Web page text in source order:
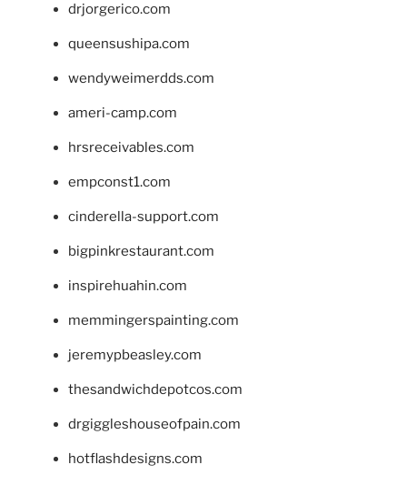
drjorgerico.com
queensushipa.com
wendyweimerdds.com
ameri-camp.com
hrsreceivables.com
empconst1.com
cinderella-support.com
bigpinkrestaurant.com
inspirehuahin.com
memmingerspainting.com
jeremypbeasley.com
thesandwichdepotcos.com
drgiggleshouseofpain.com
hotflashdesigns.com